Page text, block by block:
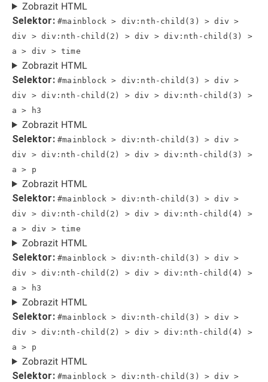
Zobrazit HTML
Selektor: #mainblock > div:nth-child(3) > div >
div > div:nth-child(2) > div > div:nth-child(3) >
a > div > time
Zobrazit HTML
Selektor: #mainblock > div:nth-child(3) > div >
div > div:nth-child(2) > div > div:nth-child(3) >
a > h3
Zobrazit HTML
Selektor: #mainblock > div:nth-child(3) > div >
div > div:nth-child(2) > div > div:nth-child(3) >
a > p
Zobrazit HTML
Selektor: #mainblock > div:nth-child(3) > div >
div > div:nth-child(2) > div > div:nth-child(4) >
a > div > time
Zobrazit HTML
Selektor: #mainblock > div:nth-child(3) > div >
div > div:nth-child(2) > div > div:nth-child(4) >
a > h3
Zobrazit HTML
Selektor: #mainblock > div:nth-child(3) > div >
div > div:nth-child(2) > div > div:nth-child(4) >
a > p
Zobrazit HTML
Selektor: #mainblock > div:nth-child(3) > div >